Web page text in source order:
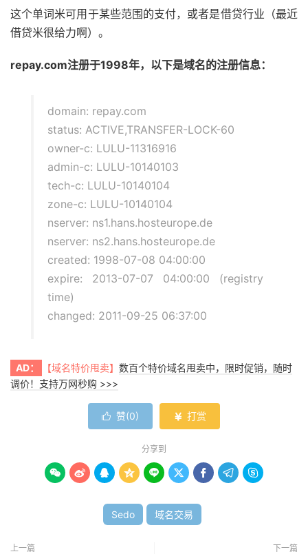
这个单词米可用于某些范围的支付，或者是借贷行业（最近
借贷米很给力啊）。
repay.com注册于1998年，以下是域名的注册信息：
domain: repay.com
status: ACTIVE,TRANSFER-LOCK-60
owner-c: LULU-11316916
admin-c: LULU-10140103
tech-c: LULU-10140104
zone-c: LULU-10140104
nserver: ns1.hans.hosteurope.de
nserver: ns2.hans.hosteurope.de
created: 1998-07-08 04:00:00
expire: 2013-07-07 04:00:00 (registry
time)
changed: 2011-09-25 06:37:00
AD： 【域名特价甩卖】 数百个特价域名甩卖中，限时促销，随时
调价！支持万网秒购 >>>
 赞(0)  打赏
分享到
        
Sedo 域名交易
上一篇 下一篇